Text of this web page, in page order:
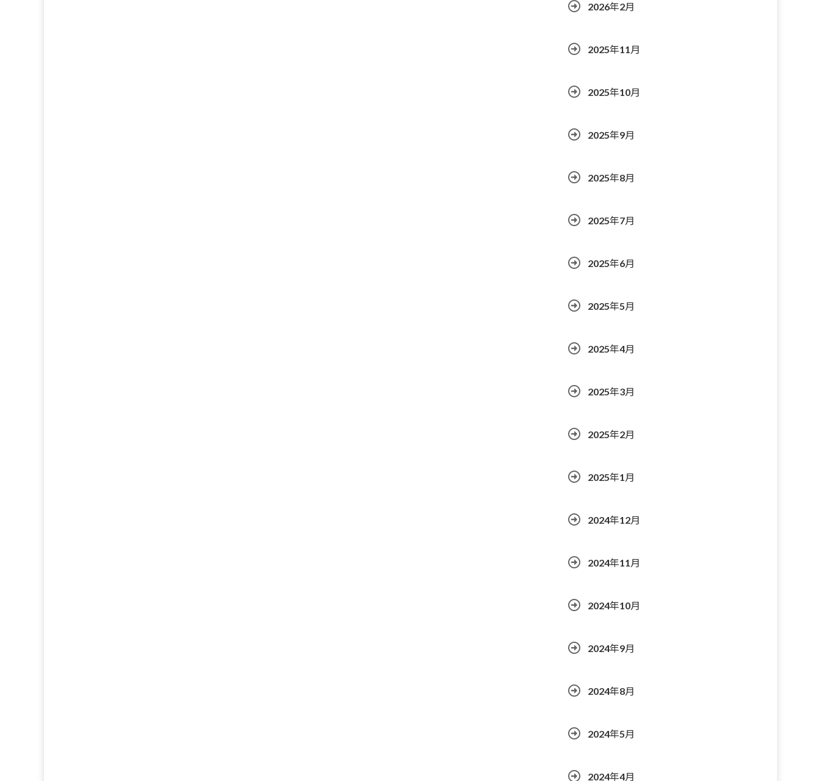
2026年2月
2025年11月
2025年10月
2025年9月
2025年8月
2025年7月
2025年6月
2025年5月
2025年4月
2025年3月
2025年2月
2025年1月
2024年12月
2024年11月
2024年10月
2024年9月
2024年8月
2024年5月
2024年4月